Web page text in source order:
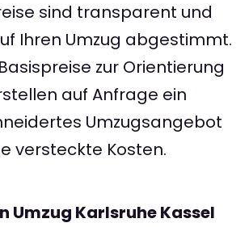
sind transparent und
Ihren Umzug abgestimmt.
zur Orientierung
auf Anfrage ein
Umzugsangebot
versteckte Kosten.
Umzug Karlsruhe Kassel